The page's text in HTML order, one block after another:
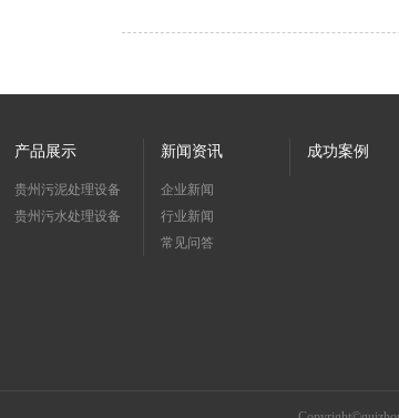
产品展示
贵州污泥处理设备
贵州污水处理设备
新闻资讯
企业新闻
行业新闻
常见问答
成功案例